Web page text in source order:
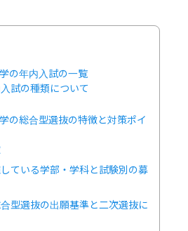
の年内入試の一覧
試の種類について
の総合型選抜の特徴と対策ポイ
ている学部・学科と試験別の募
型選抜の出願基準と二次選抜に